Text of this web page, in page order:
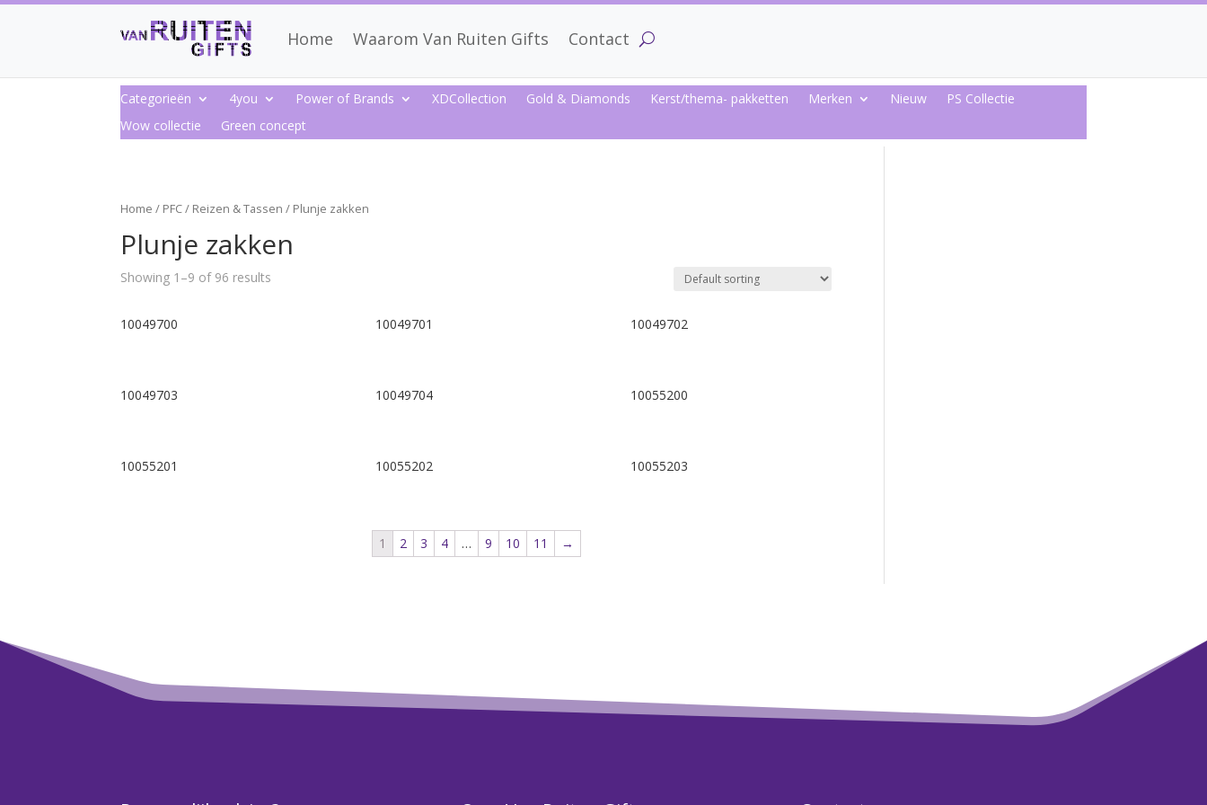
Home Waarom Van Ruiten Gifts Contact
Categorieën 4you Power of Brands XDCollection Gold & Diamonds Kerst/thema- pakketten Merken Nieuw
PS Collectie
Wow collectie
Green concept
Home / PFC/ Reizen & Tassen / Plunje zakken
Plunje zakken
Showing 1–9 of 96 results
10049700 10049701 10049702
10049703 10049704 10055200
10055201 10055202 10055203
1 2 3 4 … 9 10 11 →